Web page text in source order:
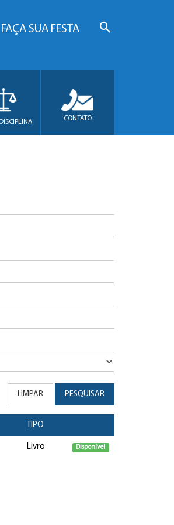
FAÇA SUA FESTA
CONTATO
LIMPAR PESQUISAR
TIPO
Livro Disponível